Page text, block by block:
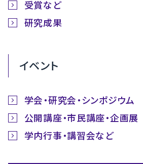
受賞など
研究成果
イベント
学会・研究会・シンポジウム
公開講座・市民講座・企画展
学内行事・講習会など